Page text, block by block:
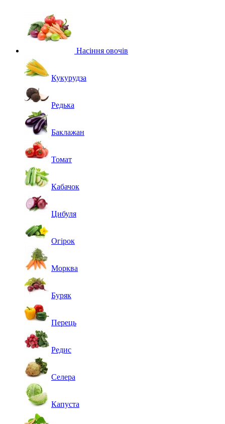
Насіння овочів
Кукурудза
Редька
Баклажан
Томат
Кабачок
Цибуля
Огірок
Морква
Буряк
Перець
Редис
Селера
Капуста